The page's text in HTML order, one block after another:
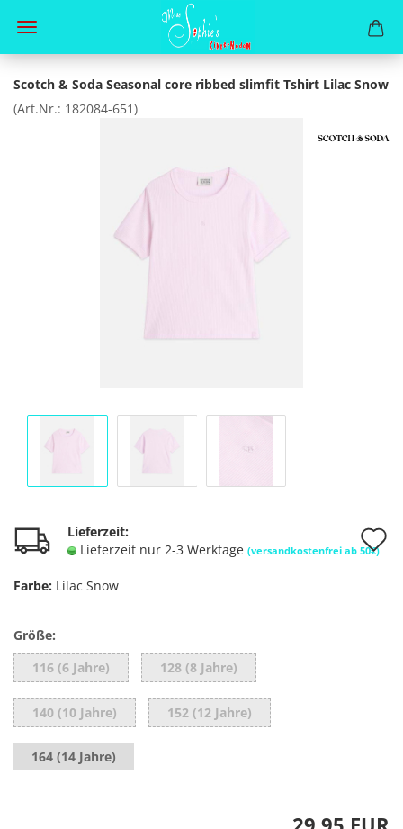
Scotch & Soda Seasonal core ribbed slimfit Tshirt Lilac Snow
(Art.Nr.: 182084-651)
Lieferzeit:
Lieferzeit nur 2-3 Werktage (versandkostenfrei ab 50€)
Farbe: Lilac Snow
Größe:
116 (6 Jahre)
128 (8 Jahre)
140 (10 Jahre) 152 (12 Jahre)
164 (14 Jahre)